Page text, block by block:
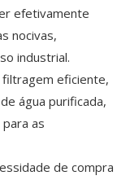
efetivamente
nocivas,
industrial.
filtragem eficiente,
água purificada,
as
de compra